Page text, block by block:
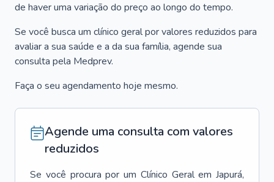
de haver uma variação do preço ao longo do tempo.
Se você busca um clínico geral por valores reduzidos para
avaliar a sua saúde e a da sua família, agende sua
consulta pela Medprev.
Faça o seu agendamento hoje mesmo.
Agende uma consulta com valores
reduzidos
Se você procura por um Clínico Geral em Japurá,